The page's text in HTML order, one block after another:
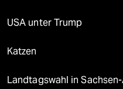
USA unter Trump
Katzen
Landtagswahl in